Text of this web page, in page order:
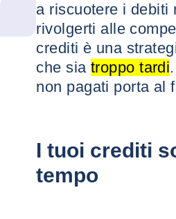
a riscuotere i debiti
rivolgerti alle
crediti è una
che sia troppo tardi
non pagati porta al
I tuoi crediti
tempo